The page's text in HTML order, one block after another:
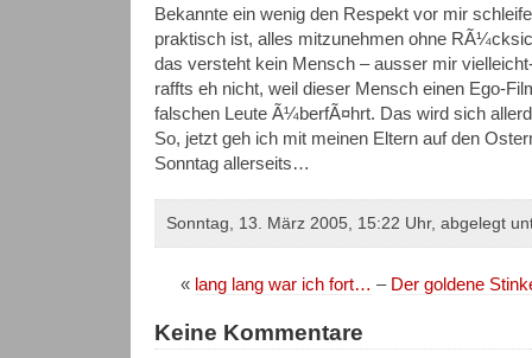
Bekannte ein wenig den Respekt vor mir
praktisch ist, alles mitzunehmen ohne
das versteht kein Mensch – ausser mir
raffts eh nicht, weil dieser Mensch einen Ego-
falschen Leute Ã¼berfÃ¤hrt. Das wird sich
So, jetzt geh ich mit meinen Eltern auf den
Sonntag allerseits…
Sonntag, 13. März 2005, 15:22 Uhr, abgelegt
« lang lang war ich fort… – Der goldene
Keine Kommentare